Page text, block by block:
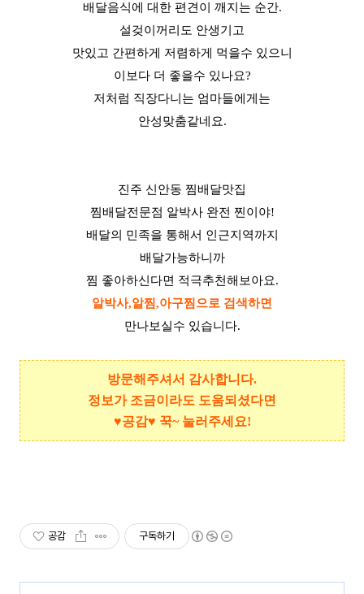
배달음식에 대한 편견이 깨지는 순간.
설겆이꺼리도 안생기고
맛있고 간편하게 저렴하게 먹을수 있으니
이보다 더 좋을수 있나요?
저처럼 직장다니는 엄마들에게는
안성맞춤같네요.
진주 신안동 찜배달맛집
찜배달전문점 알박사 완전 찐이야!
배달의 민족을 통해서 인근지역까지
배달가능하니까
찜 좋아하신다면 적극추천해보아요.
알박사,알찜,아구찜으로 검색하면
만나보실수 있습니다.
방문해주셔서 감사합니다.
정보가 조금이라도 도움되셨다면
♥공감♥ 꾹~ 눌러주세요!
공감 구독하기